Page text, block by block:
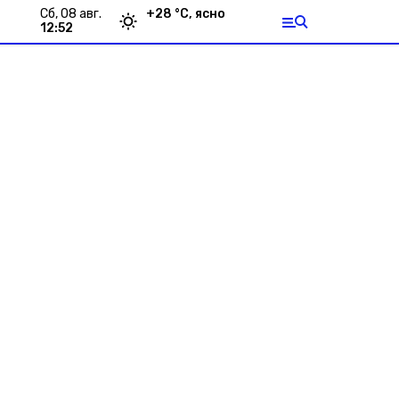
сб, 08 авг.
12:52
+28 °С, ясно